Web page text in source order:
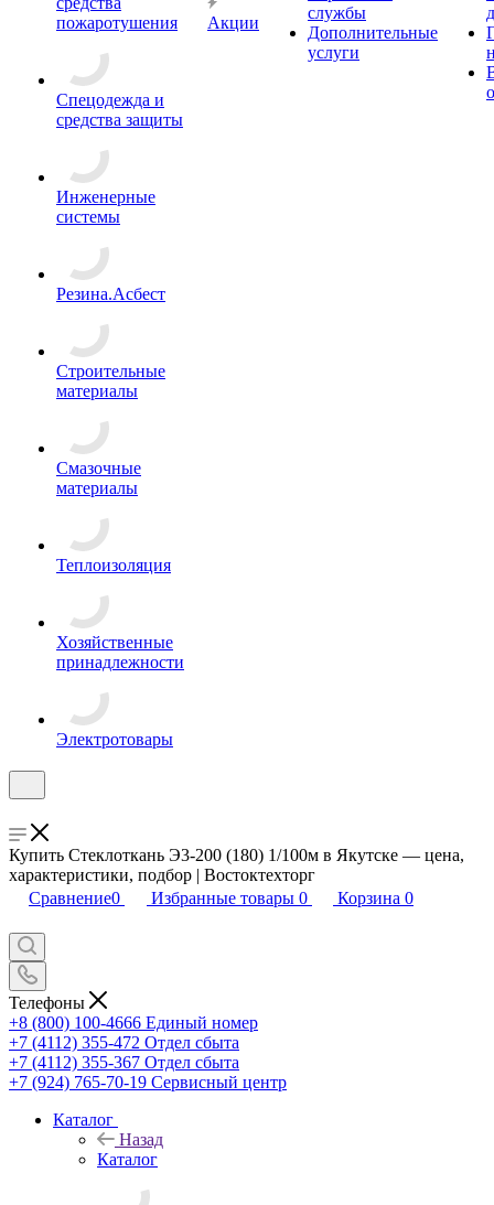
пожаротушения
Спецодежда и
средства защиты
Инженерные
системы
Резина.Асбест
Строительные
материалы
Смазочные
материалы
Теплоизоляция
Хозяйственные
принадлежности
Электротовары
Акции
службы
Дополнительные
услуги
Купить Стеклоткань Э3-200 (180) 1/100м в Якутске — цена,
характеристики, подбор | Востоктехторг
Сравнение0 Избранные товары 0 Корзина 0
Телефоны
+8 (800) 100-4666 Единый номер
+7 (4112) 355-472 Отдел сбыта
+7 (4112) 355-367 Отдел сбыта
+7 (924) 765-70-19 Сервисный центр
Каталог
Назад
Каталог